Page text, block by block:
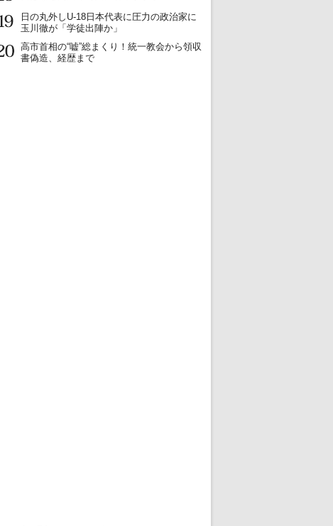
19
日の丸外しU-18日本代表に圧力の政治家に
玉川徹が「学徒出陣か」
20
高市首相の“嘘”総まくり！統一教会から領収
書偽造、経歴まで